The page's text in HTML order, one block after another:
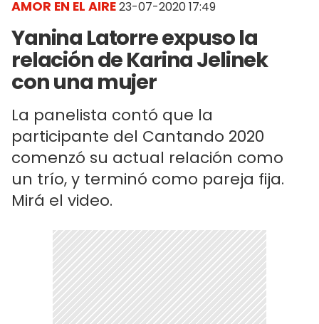
AMOR EN EL AIRE23-07-2020 17:49
Yanina Latorre expuso la
relación de Karina Jelinek
con una mujer
La panelista contó que la
participante del Cantando 2020
comenzó su actual relación como
un trío, y terminó como pareja fija.
Mirá el video.